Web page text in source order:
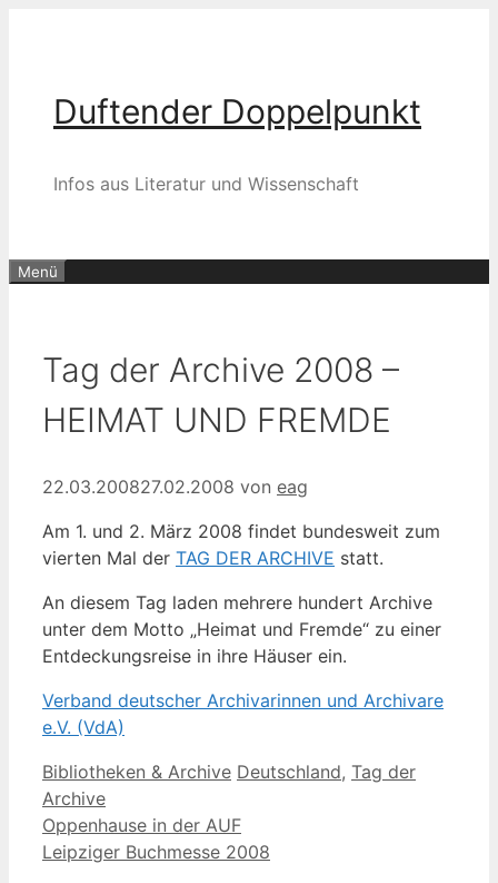
Duftender Doppelpunkt
Infos aus Literatur und Wissenschaft
Menü
Tag der Archive 2008 –
HEIMAT UND FREMDE
22.03.200827.02.2008 von eag
Am 1. und 2. März 2008 findet bundesweit zum
vierten Mal der TAG DER ARCHIVE statt.
An diesem Tag laden mehrere hundert Archive
unter dem Motto „Heimat und Fremde“ zu einer
Entdeckungsreise in ihre Häuser ein.
Verband deutscher Archivarinnen und Archivare
e.V. (VdA)
Kategorien
Bibliotheken & Archive Schlagwörter
Deutschland, Tag der
Archive
Oppenhause in der AUF
Leipziger Buchmesse 2008